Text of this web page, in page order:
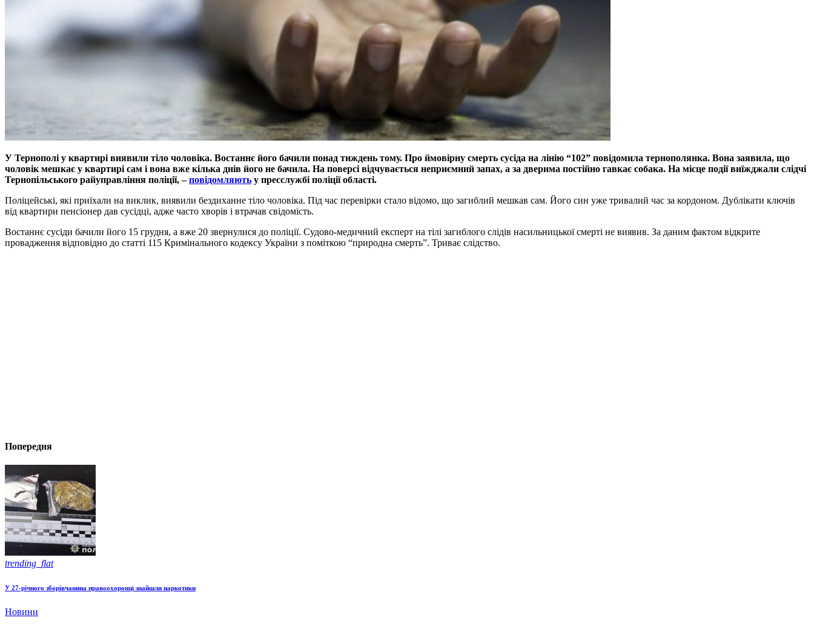
У Тернополі у квартирі виявили тіло чоловіка. Востаннє його бачили понад тиждень тому. Про ймовірну смерть сусіда на лінію “102” повідомила тернополянка. Вона заявила, що
чоловік мешкає у квартирі сам і вона вже кілька днів його не бачила. На поверсі відчувається неприємний запах, а за дверима постійно гавкає собака. На місце події виїжджали слідчі
Тернопільського райуправління поліції, –повідомляють у пресслужбі поліції області.
Поліцейські, які приїхали на виклик, виявили бездиханне тіло чоловіка. Під час перевірки стало відомо, що загиблий мешкав сам. Його син уже тривалий час за кордоном. Дублікати ключів
від квартири пенсіонер дав сусідці, адже часто хворів і втрачав свідомість.
Востаннє сусіди бачили його 15 грудня, а вже 20 звернулися до поліції. Судово-медичний експерт на тілі загиблого слідів насильницької смерті не виявив. За даним фактом відкрите
провадження відповідно до статті 115 Кримінального кодексу України з поміткою “природна смерть”. Триває слідство.
Попередня
trending_flat
У 27-річного зборівчанина правоохоронці знайшли наркотики
Новини